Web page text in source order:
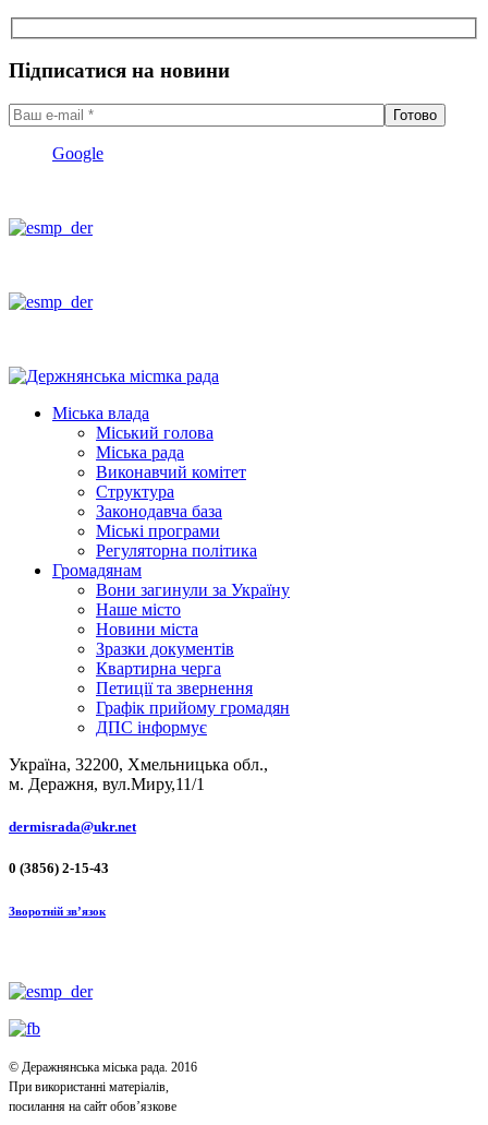
Підписатися на новини
Google
Міська влада
Міський голова
Міська рада
Виконавчий комітет
Структура
Законодавча база
Міські програми
Регуляторна політика
Громадянам
Вони загинули за Україну
Наше місто
Новини міста
Зразки документів
Квартирна черга
Петиції та звернення
Графік прийому громадян
ДПС інформує
Україна, 32200, Хмельницька обл.,
м. Деражня, вул.Миру,11/1
dermisrada@ukr.net
0 (3856) 2-15-43
Зворотній зв’язок
© Деражнянська міська рада. 2016
При використанні матеріалів,
посилання на сайт обов’язкове